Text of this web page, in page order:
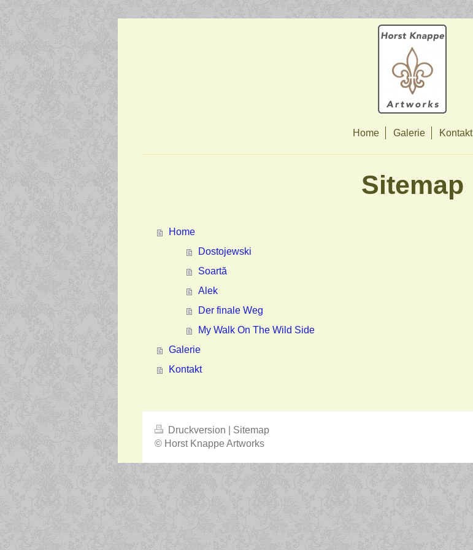
Home Galerie Kontakt
Sitemap
Home
Dostojewski
Soartă
Alek
Der finale Weg
My Walk On The Wild Side
Galerie
Kontakt
Druckversion
Sitemap
© Horst Knappe Artworks